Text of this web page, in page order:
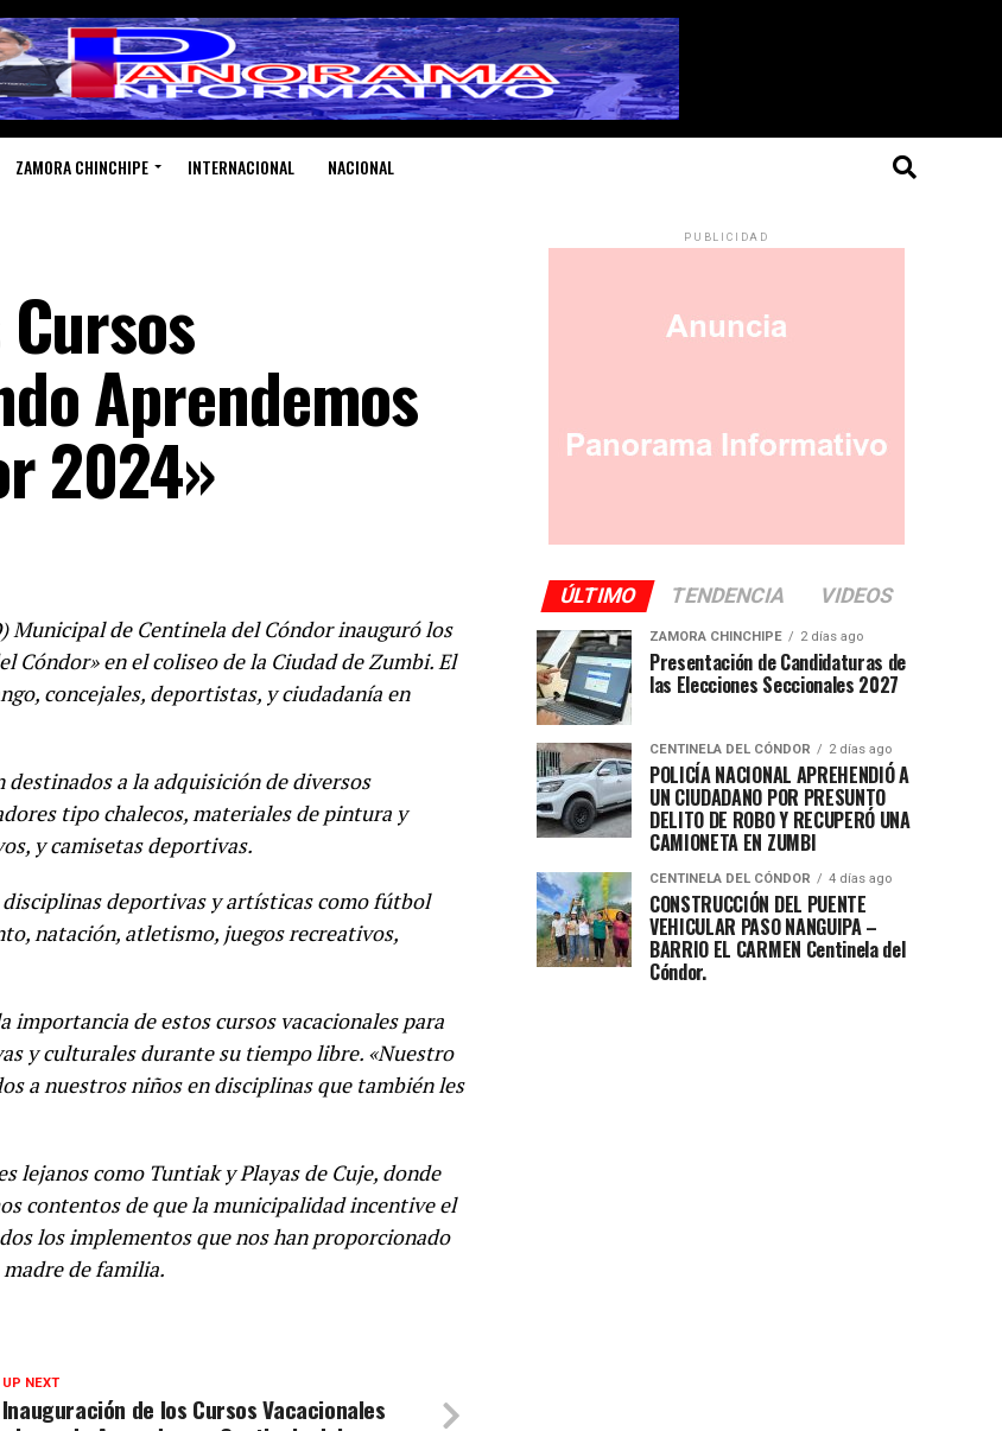
ZAMORA CHINCHIPE INTERNACIONAL NACIONAL
Aprendemos
2024»
de Centinela del Cóndor inauguró los
Cóndor» en el coliseo de la Ciudad de Zumbi. El
concejales, deportistas, y ciudadanía en
destinados a la adquisición de diversos
tipo chalecos, materiales de pintura y
y camisetas deportivas.
deportivas y artísticas como fútbol
natación, atletismo, juegos recreativos,
importancia de estos cursos vacacionales para
y culturales durante su tiempo libre. «Nuestro
a nuestros niños en disciplinas que también les
lejanos como Tuntiak y Playas de Cuje, donde
contentos de que la municipalidad incentive el
los implementos que nos han proporcionado
de familia.
UP NEXT
Inauguración de los Cursos Vacacionales
PUBLICIDAD
ÚLTIMO TENDENCIA VIDEOS
ZAMORA CHINCHIPE 2 días ago
Presentación de Candidaturas de
las Elecciones Seccionales 2027
CENTINELA DEL CÓNDOR 2 días ago
POLICÍA NACIONAL APREHENDIÓ A
UN CIUDADANO POR PRESUNTO
DELITO DE ROBO Y RECUPERÓ UNA
CAMIONETA EN ZUMBI
CENTINELA DEL CÓNDOR 4 días ago
CONSTRUCCIÓN DEL PUENTE
VEHICULAR PASO NANGUIPA –
BARRIO EL CARMEN Centinela del
Cóndor.